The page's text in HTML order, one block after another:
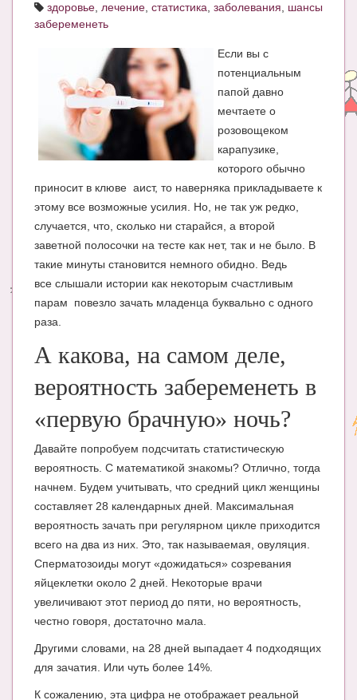
Сказки
ЗДОРОВЬЕ
МОДА И КРАСОТА
КОНКУРСЫ
БЛОГИ
БЕРЕМЕННОСТЬ
Календарь беременности
МАМИНА БИБЛИОТЕКА
Имена. Святцы
Энциклопедия беременных
Мамина энциклопедия
СЕРВИСЫ И ПРИЛОЖЕНИЯ
Приложения для Android
Опросы
НОВОСТИ ЛОПОТУНА
Блог Администратора
Сотрудничество. Авторам
здоровье лечение статистика заболевания
шансы
забеременеть
Если вы с
потенциальным
папой давно
мечтаете о
розовощеком
карапузике,
которого обычно
приносит в клюве аист, то наверняка прикладываете к
этому все возможные усилия. Но, не так уж редко,
случается, что, сколько ни старайся, а второй
заветной полосочки на тесте как нет, так и не было. В
такие минуты становится немного обидно. Ведь
все слышали истории как некоторым счастливым
парам повезло зачать младенца буквально с одного
раза.
А какова, на самом деле,
вероятность забеременеть в
«первую брачную» ночь?
Давайте попробуем подсчитать статистическую
вероятность. С математикой знакомы? Отлично, тогда
начнем. Будем учитывать, что средний цикл женщины
составляет 28 календарных дней. Максимальная
вероятность зачать при регулярном цикле приходится
всего на два из них. Это, так называемая, овуляция.
Сперматозоиды могут «дожидаться» созревания
яйцеклетки около 2 дней. Некоторые врачи
увеличивают этот период до пяти, но вероятность,
честно говоря, достаточно мала.
Другими словами, на 28 дней выпадает 4 подходящих
для зачатия. Или чуть более 14%.
К сожалению, эта цифра не отображает реальной